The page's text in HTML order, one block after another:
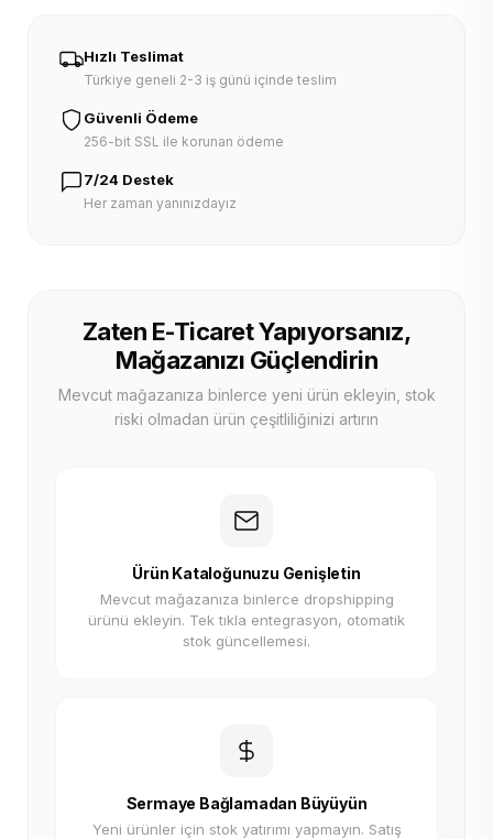
Hızlı Teslimat
Türkiye geneli 2-3 iş günü içinde teslim
Güvenli Ödeme
256-bit SSL ile korunan ödeme
7/24 Destek
Her zaman yanınızdayız
Zaten E-Ticaret Yapıyorsanız,
Mağazanızı Güçlendirin
Mevcut mağazanıza binlerce yeni ürün ekleyin, stok
riski olmadan ürün çeşitliliğinizi artırın
Ürün Kataloğunuzu Genişletin
Mevcut mağazanıza binlerce dropshipping
ürünü ekleyin. Tek tıkla entegrasyon, otomatik
stok güncellemesi.
Sermaye Bağlamadan Büyüyün
Yeni ürünler için stok yatırımı yapmayın. Satış